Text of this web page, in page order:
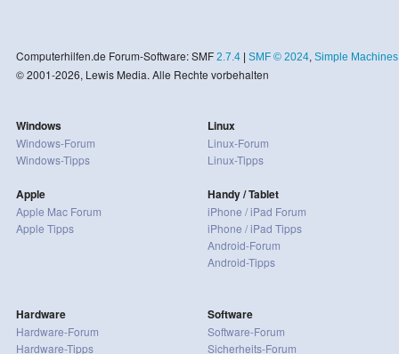
Computerhilfen.de Forum-Software: SMF 2.7.4| SMF © 2024, Simple Machines
© 2001-2026, Lewis Media. Alle Rechte vorbehalten
Windows
Windows-Forum
Windows-Tipps
Apple
Apple Mac Forum
Apple Tipps
Linux
Linux-Forum
Linux-Tipps
Handy / Tablet
iPhone / iPad Forum
iPhone / iPad Tipps
Android-Forum
Android-Tipps
Hardware
Hardware-Forum
Hardware-Tipps
Software
Software-Forum
Sicherheits-Forum